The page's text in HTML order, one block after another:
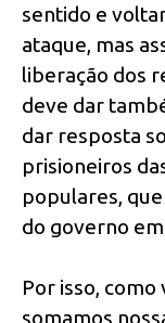
sentido e
ataque, mas
liberação dos
deve dar
dar resposta
prisioneiros
populares,
do governo
Por isso,
somamos